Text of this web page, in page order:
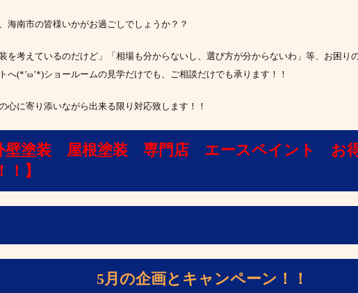
海南市の皆様いかがお過ごしでしょうか？？
を考えているのだけど」「相場も分からないし、選び方が分からないわ」等、お困り
へ(*’ω’*)ショールームの見学だけでも、ご相談だけでも承ります！！
心に寄り添いながら出来る限り対応致します！！
壁塗装 屋根塗装 専門店 エースペイント お
】
5月の企画とキャンペーン！！